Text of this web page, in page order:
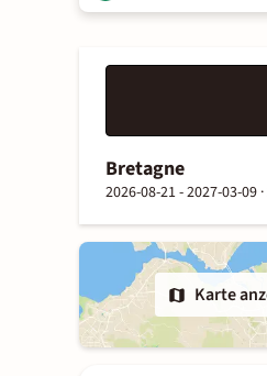
Bretagne
2026-08-21 - 2027-03-09 ·
Karte